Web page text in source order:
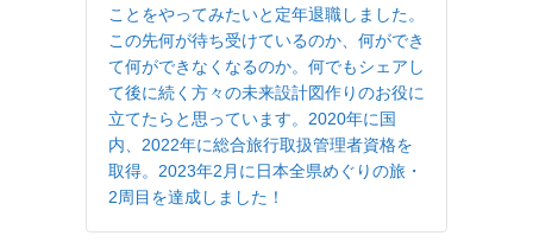
ことをやってみたいと定年退職しました。
この先何が待ち受けているのか、何ができ
て何ができなくなるのか。何でもシェアし
て後に続く方々の未来設計図作りのお役に
立てたらと思っています。2020年に国
内、2022年に総合旅行取扱管理者資格を
取得。2023年2月に日本全県めぐりの旅・
2周目を達成しました！